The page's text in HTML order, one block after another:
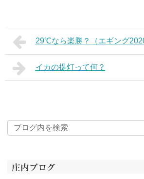
29℃なら楽勝？（エギング
イカの提灯って何？
庄内ブログ